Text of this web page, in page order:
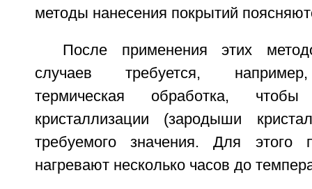
методы нанесения покрытий
После применения этих
случаев требуется,
термическая обработка,
кристаллизации (зародыши
требуемого значения. Для этого
нагревают несколько часов до